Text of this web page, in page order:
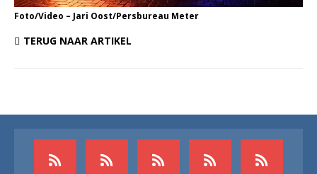
Foto/Video – Jari Oost/Persbureau Meter
TERUG NAAR ARTIKEL